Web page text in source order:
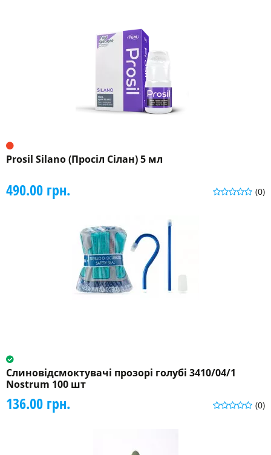
Prosil Silano (Просіл Сілан) 5 мл
(0)
490.00 грн.
Слиновідсмоктувачі прозорі голубі 3410/04/1
Nostrum 100 шт
(0)
136.00 грн.